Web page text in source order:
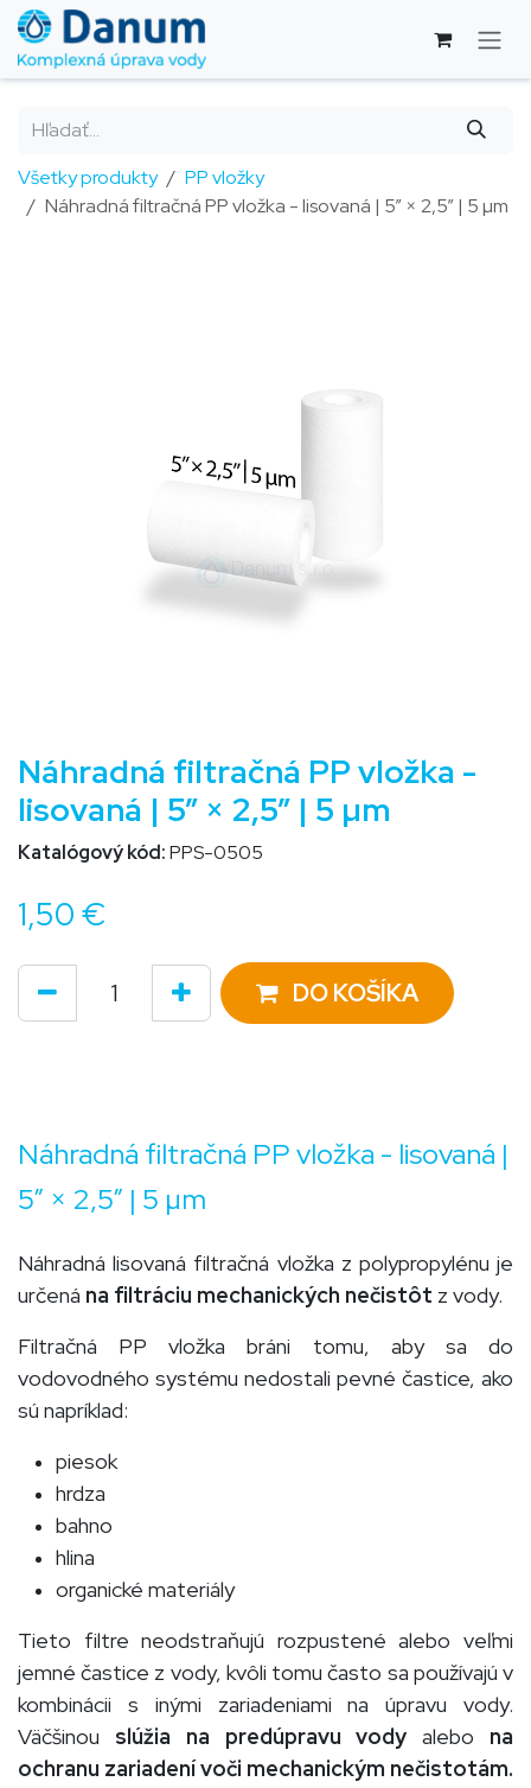
Skip to Content
Všetky produkty
PP vložky
Náhradná filtračná PP vložka - lisovaná | 5” × 2,5” | 5 µm
Náhradná filtračná PP vložka -
lisovaná | 5” × 2,5” | 5 µm
Katalógový kód:PPS-0505
1,50 €
DO KOŠÍKA
Náhradná filtračná PP vložka - lisovaná |
5” × 2,5” | 5 µm
Náhradná lisovaná filtračná vložka z polypropylénu je
určená na filtráciu mechanických nečistôt z vody.
Filtračná PP vložka bráni tomu, aby sa do
vodovodného systému nedostali pevné častice, ako
sú napríklad:
piesok
hrdza
bahno
hlina
organické materiály
Tieto filtre neodstraňujú rozpustené alebo veľmi
jemné častice z vody, kvôli tomu často sa používajú v
kombinácii s inými zariadeniami na úpravu vody.
Väčšinou slúžia na predúpravu vody alebo na
ochranu zariadení voči mechanickým nečistotám.